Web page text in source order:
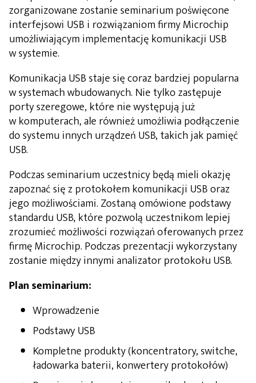
zorganizowane zostanie seminarium poświęcone
interfejsowi USB i rozwiązaniom firmy Microchip
umożliwiającym implementację komunikacji USB
w systemie.
Komunikacja USB staje się coraz bardziej popularna
w systemach wbudowanych. Nie tylko zastępuje
porty szeregowe, które nie występują już
w komputerach, ale również umożliwia podłączenie
do systemu innych urządzeń USB, takich jak pamięć
USB.
Podczas seminarium uczestnicy będą mieli okazję
zapoznać się z protokołem komunikacji USB oraz
jego możliwościami. Zostaną omówione podstawy
standardu USB, które pozwolą uczestnikom lepiej
zrozumieć możliwości rozwiązań oferowanych przez
firmę Microchip. Podczas prezentacji wykorzystany
zostanie między innymi analizator protokołu USB.
Plan seminarium:
Wprowadzenie
Podstawy USB
Kompletne produkty (koncentratory, switche,
ładowarka baterii, konwertery protokołów)